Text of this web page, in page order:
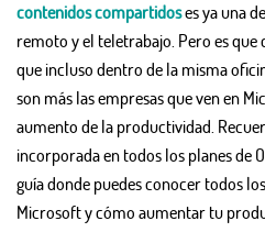
contenidoscompartidoses ya una
remoto y el teletrabajo. Pero es que
que incluso dentro de la misma
son más las empresas que ven en
aumento de la productividad.
incorporada en todos los planes de
guía donde puedes conocer todos
Microsoft y cómo aumentar tu